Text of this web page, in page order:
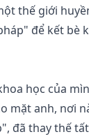
thế giới
để kết bè
học của
mặt anh, nơi
đã thay thế